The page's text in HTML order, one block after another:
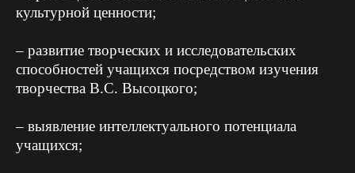
культурной ценности;
– развитие творческих и исследовательских
способностей учащихся посредством изучения
творчества В.С. Высоцкого;
– выявление интеллектуального потенциала
учащихся;